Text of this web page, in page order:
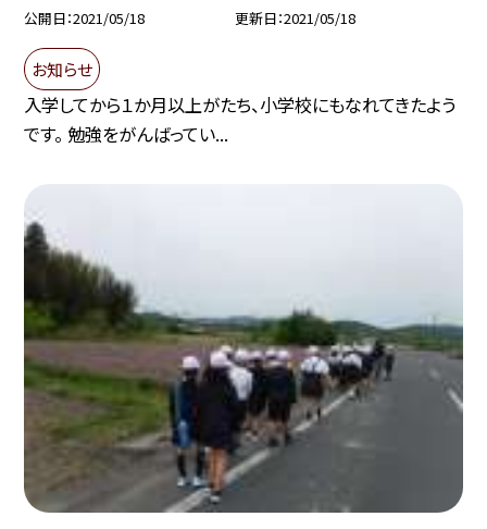
公開日 2021/05/18 更新日 2021/05/18
お知らせ
入学してから１か月以上がたち、小学校にもなれてきたよう
です。 勉強をがんばってい...